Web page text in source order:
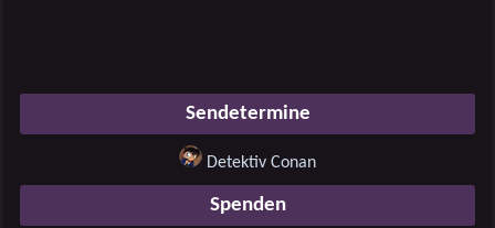
Sendetermine
Detektiv Conan
Spenden